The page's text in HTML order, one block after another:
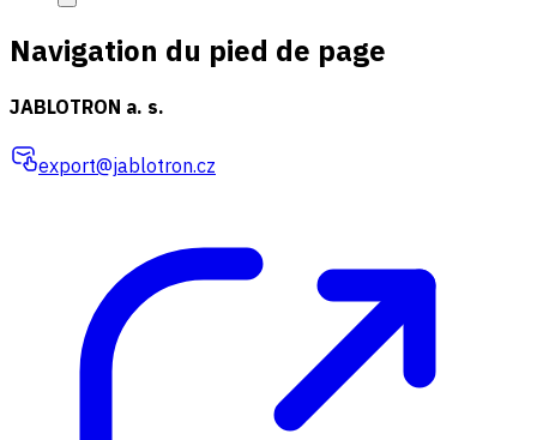
Navigation du pied de page
JABLOTRON a. s.
export@jablotron.cz